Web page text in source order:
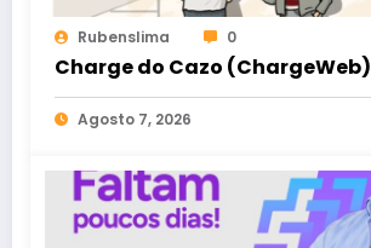
Rubenslima 0
Charge do Cazo (ChargeWeb)
Agosto 7, 2026